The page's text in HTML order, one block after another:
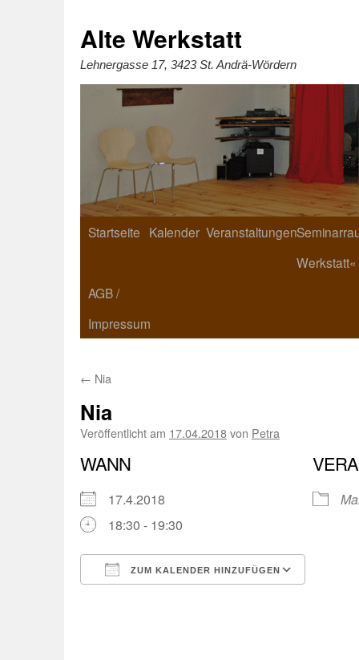
Alte Werkstatt
Lehnergasse 17, 3423 St. Andrä-Wördern
Startseite Kalender Veranstaltungen
Werkstatt«
AGB /
Impressum
← Nia
Nia
Veröffentlicht am 17.04.2018von Petra
WANN
17.4.2018
18:30 - 19:30
ZUM KALENDER HINZUFÜGEN